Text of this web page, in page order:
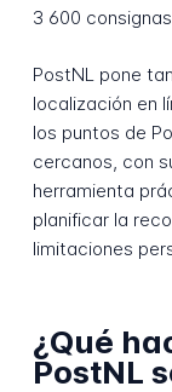
3 600
PostNL pone
localización en
los puntos de
cercanos, con
herramienta
planificar la
limitaciones
¿Qué
PostNL